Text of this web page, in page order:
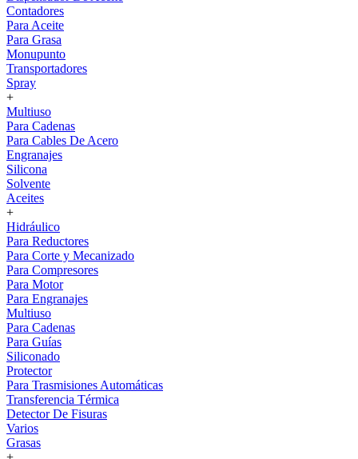
Contadores
Para Aceite
Para Grasa
Monupunto
Transportadores
Spray
+
Multiuso
Para Cadenas
Para Cables De Acero
Engranajes
Silicona
Solvente
Aceites
+
Hidráulico
Para Reductores
Para Corte y Mecanizado
Para Compresores
Para Motor
Para Engranajes
Multiuso
Para Cadenas
Para Guías
Siliconado
Protector
Para Trasmisiones Automáticas
Transferencia Térmica
Detector De Fisuras
Varios
Grasas